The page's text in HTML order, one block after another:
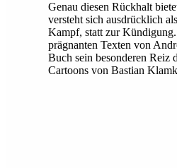
Genau diesen Rückhalt
versteht sich ausdrücklich
Kampf, statt zur
prägnanten Texten von
Buch sein besonderen Reiz
Cartoons von Bastian